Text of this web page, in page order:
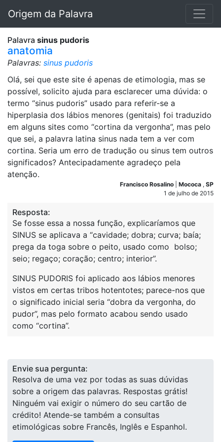
Origem da Palavra
Palavra sinus pudoris
anatomia
Palavras: sinus pudoris
Olá, sei que este site é apenas de etimologia, mas se
possível, solicito ajuda para esclarecer uma dúvida: o
termo “sinus pudoris” usado para referir-se a
hiperplasia dos lábios menores (genitais) foi traduzido
em alguns sites como “cortina da vergonha”, mas pelo
que sei, a palavra latina sinus nada tem a ver com
cortina. Seria um erro de tradução ou sinus tem outros
significados? Antecipadamente agradeço pela
atenção.
Francisco Rosalino Mococa , SP
1 de julho de 2015
Resposta:
Se fosse essa a nossa função, explicaríamos que
SINUS se aplicava a “cavidade; dobra; curva; baía;
prega da toga sobre o peito, usado como bolso;
seio; regaço; coração; centro; interior”.
SINUS PUDORIS foi aplicado aos lábios menores
vistos em certas tribos hotentotes; parece-nos que
o significado inicial seria “dobra da vergonha, do
pudor”, mas pelo formato acabou sendo usado
como “cortina”.
Envie sua pergunta:
Resolva de uma vez por todas as suas dúvidas
sobre a origem das palavras. Respostas grátis!
Ninguém vai exigir o número do seu cartão de
crédito! Atende-se também a consultas
etimológicas sobre Francês, Inglês e Espanhol.